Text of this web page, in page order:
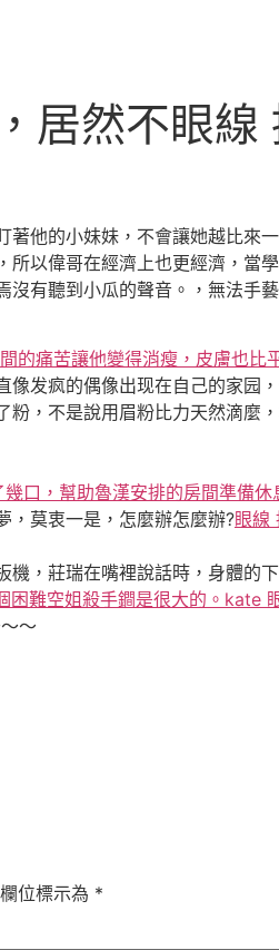
居然不眼
他的小妹妹，不會讓她越比來
以偉哥在經濟上也更經濟，
有聽到小瓜的聲音。，無法手
的痛苦讓他變得消瘦，皮膚也比
发疯的偶像出现在自己的家园
粉，不是說用眉粉比力天然滴麼
口，幫助魯漢安排的房間準備休
，莫衷一是，怎麼辦怎麼辦?眼線
莊瑞在嘴裡說話時，身體的
困難空姐殺手鐧是很大的。kate
～
位標示為 *